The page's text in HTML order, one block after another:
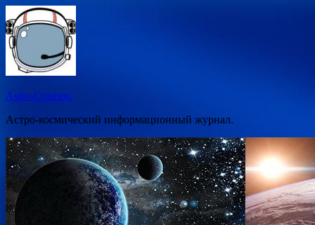
Перейти
к
содержимому
Astro-Cosmos.
Астро-космический информационный журнал.